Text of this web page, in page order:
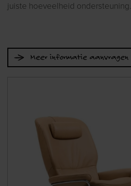
juiste hoeveelheid ondersteuning.
Meer informatie aanvragen